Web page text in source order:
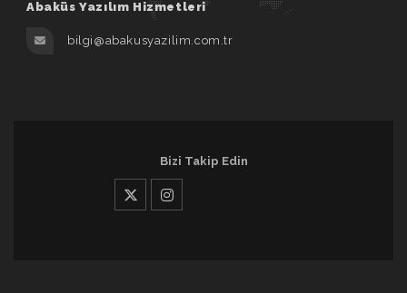
Abaküs Yazılım Hizmetleri
bilgi@abakusyazilim.com.tr
Bizi Takip Edin